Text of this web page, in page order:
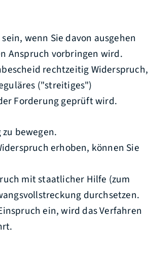
wenn Sie davon ausgehen
Anspruch vorbringen wird.
rechtzeitig Widerspruch,
("streitiges")
Forderung geprüft wird.
bewegen.
erhoben, können Sie
mit staatlicher Hilfe (zum
durchsetzen.
ein, wird das Verfahren